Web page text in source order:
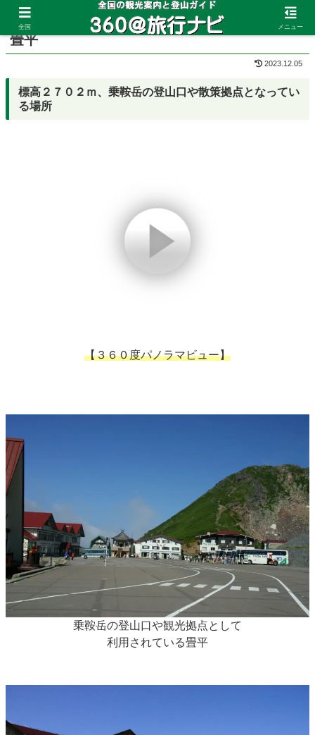
ホーム 岐阜県 乗鞍岳
畳平
2023.12.05
標高２７０２ｍ、乗鞍岳の登山口や散策拠点となってい
る場所
【３６０度パノラマビュー】
乗鞍岳の登山口や観光拠点として
利用されている畳平
全国 メニュー